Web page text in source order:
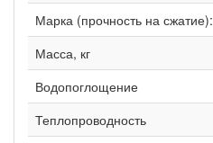
Марка (прочность на сжатие):
Масса, кг
Водопоглощение
Теплопроводность